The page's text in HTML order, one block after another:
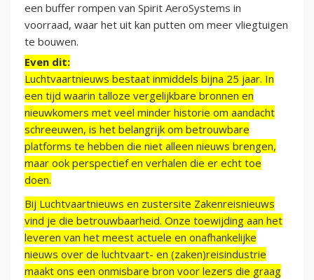
een buffer rompen van Spirit AeroSystems in
voorraad, waar het uit kan putten om meer vliegtuigen
te bouwen.
Even dit:
Luchtvaartnieuws bestaat inmiddels bijna 25 jaar. In
een tijd waarin talloze vergelijkbare bronnen en
nieuwkomers met veel minder historie om aandacht
schreeuwen, is het belangrijk om betrouwbare
platforms te hebben die niet alleen nieuws brengen,
maar ook perspectief en verhalen die er echt toe
doen.
Bij Luchtvaartnieuws en zustersite Zakenreisnieuws
vind je die betrouwbaarheid. Onze toewijding aan het
leveren van het meest actuele en onafhankelijke
nieuws over de luchtvaart- en (zaken)reisindustrie
maakt ons een onmisbare bron voor lezers die graag